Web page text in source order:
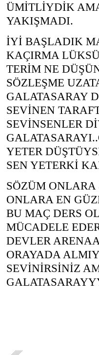
ÜMİTLİYDİK
YAKIŞMADI.
İYİ BAŞLADIK
KAÇIRMA
TERİM NE
SÖZLEŞME
GALATASARAY
SEVİNEN
SEVİNSENLER
YETER
SEN YETERKİ
SÖZÜM
ONLARA EN
BU MAÇ DERS
MÜCADELE
DEVLER
ORAYADA
SEVİNİRSİNİZ